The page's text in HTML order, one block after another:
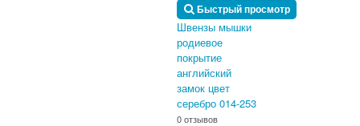
Быстрый просмотр
Швензы мышки
родиевое
покрытие
английский
замок цвет
серебро 014-253
0 отзывов